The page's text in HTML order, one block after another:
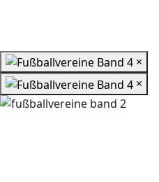
×
×